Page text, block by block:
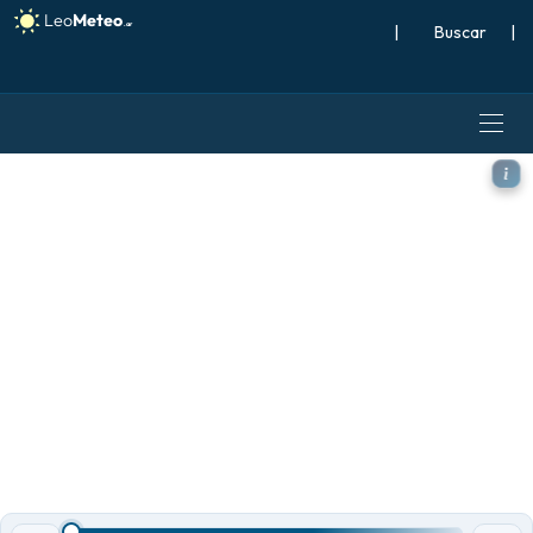
| |
GFS modelo - Suiza,